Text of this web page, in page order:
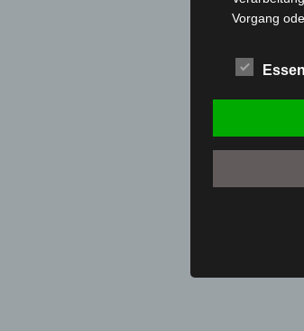
Vorgang
das
das
oder eine
die
d)
Profiling ist
Daten, die
werden,